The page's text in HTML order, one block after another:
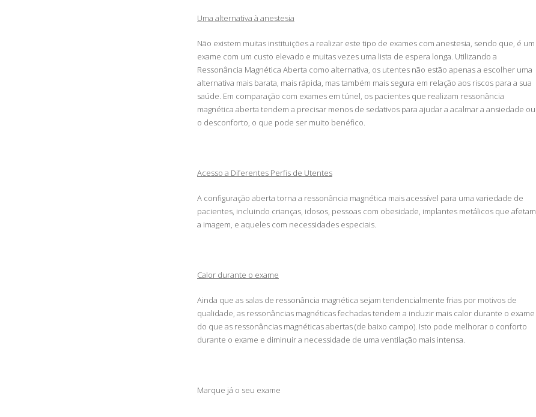
Uma alternativa à anestesia
Não existem muitas instituições a realizar este tipo de exames com anestesia, sendo que, é um
exame com um custo elevado e muitas vezes uma lista de espera longa. Utilizando a
Ressonância Magnética Aberta como alternativa, os utentes não estão apenas a escolher uma
alternativa mais barata, mais rápida, mas também mais segura em relação aos riscos para a sua
saúde. Em comparação com exames em túnel, os pacientes que realizam ressonância
magnética aberta tendem a precisar menos de sedativos para ajudar a acalmar a ansiedade ou
o desconforto, o que pode ser muito benéfico.
Acesso a Diferentes Perfis de Utentes
A configuração aberta torna a ressonância magnética mais acessível para uma variedade de
pacientes, incluindo crianças, idosos, pessoas com obesidade, implantes metálicos que afetam
a imagem, e aqueles com necessidades especiais.
Calor durante o exame
Ainda que as salas de ressonância magnética sejam tendencialmente frias por motivos de
qualidade, as ressonâncias magnéticas fechadas tendem a induzir mais calor durante o exame
do que as ressonâncias magnéticas abertas (de baixo campo). Isto pode melhorar o conforto
durante o exame e diminuir a necessidade de uma ventilação mais intensa.
Marque já o seu exame